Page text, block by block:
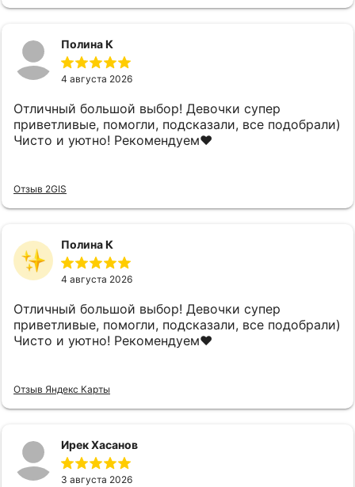
Полина К
4 августа 2026
Отличный большой выбор! Девочки супер
приветливые, помогли, подсказали, все подобрали)
Чисто и уютно! Рекомендуем❤️
Отзыв 2GIS
Полина К
4 августа 2026
Отличный большой выбор! Девочки супер
приветливые, помогли, подсказали, все подобрали)
Чисто и уютно! Рекомендуем❤️
Отзыв Яндекс Карты
Ирек Хасанов
3 августа 2026